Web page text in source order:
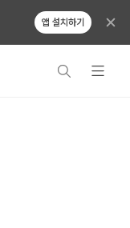
앱 설치하기